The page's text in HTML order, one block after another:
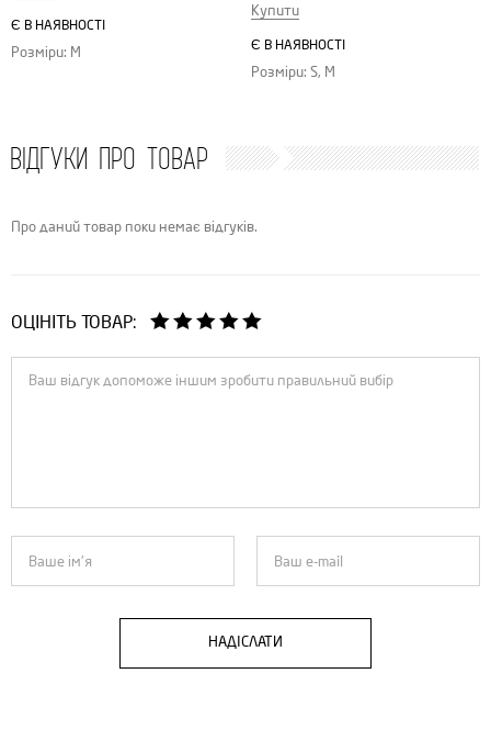
Є В НАЯВНОСТІ
Розміри: M
Купити
Є В НАЯВНОСТІ
Розміри: S, M
ВІДГУКИ ПРО ТОВАР
Про даний товар поки немає відгуків.
ОЦІНІТЬ ТОВАР:
НАДІСЛАТИ